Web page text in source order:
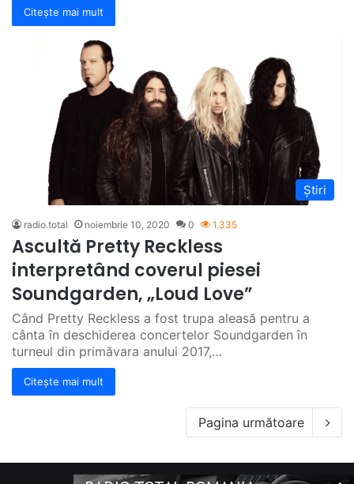
Citește mai mult
Știri
radio.total noiembrie 10, 2020 0 1.335
Ascultă Pretty Reckless
interpretând coverul piesei
Soundgarden, „Loud Love”
Când Pretty Reckless a fost trupa aleasă pentru a
cânta în deschiderea concertelor Soundgarden în
turneul din primăvara anului 2017,…
Citește mai mult
Pagina următoare